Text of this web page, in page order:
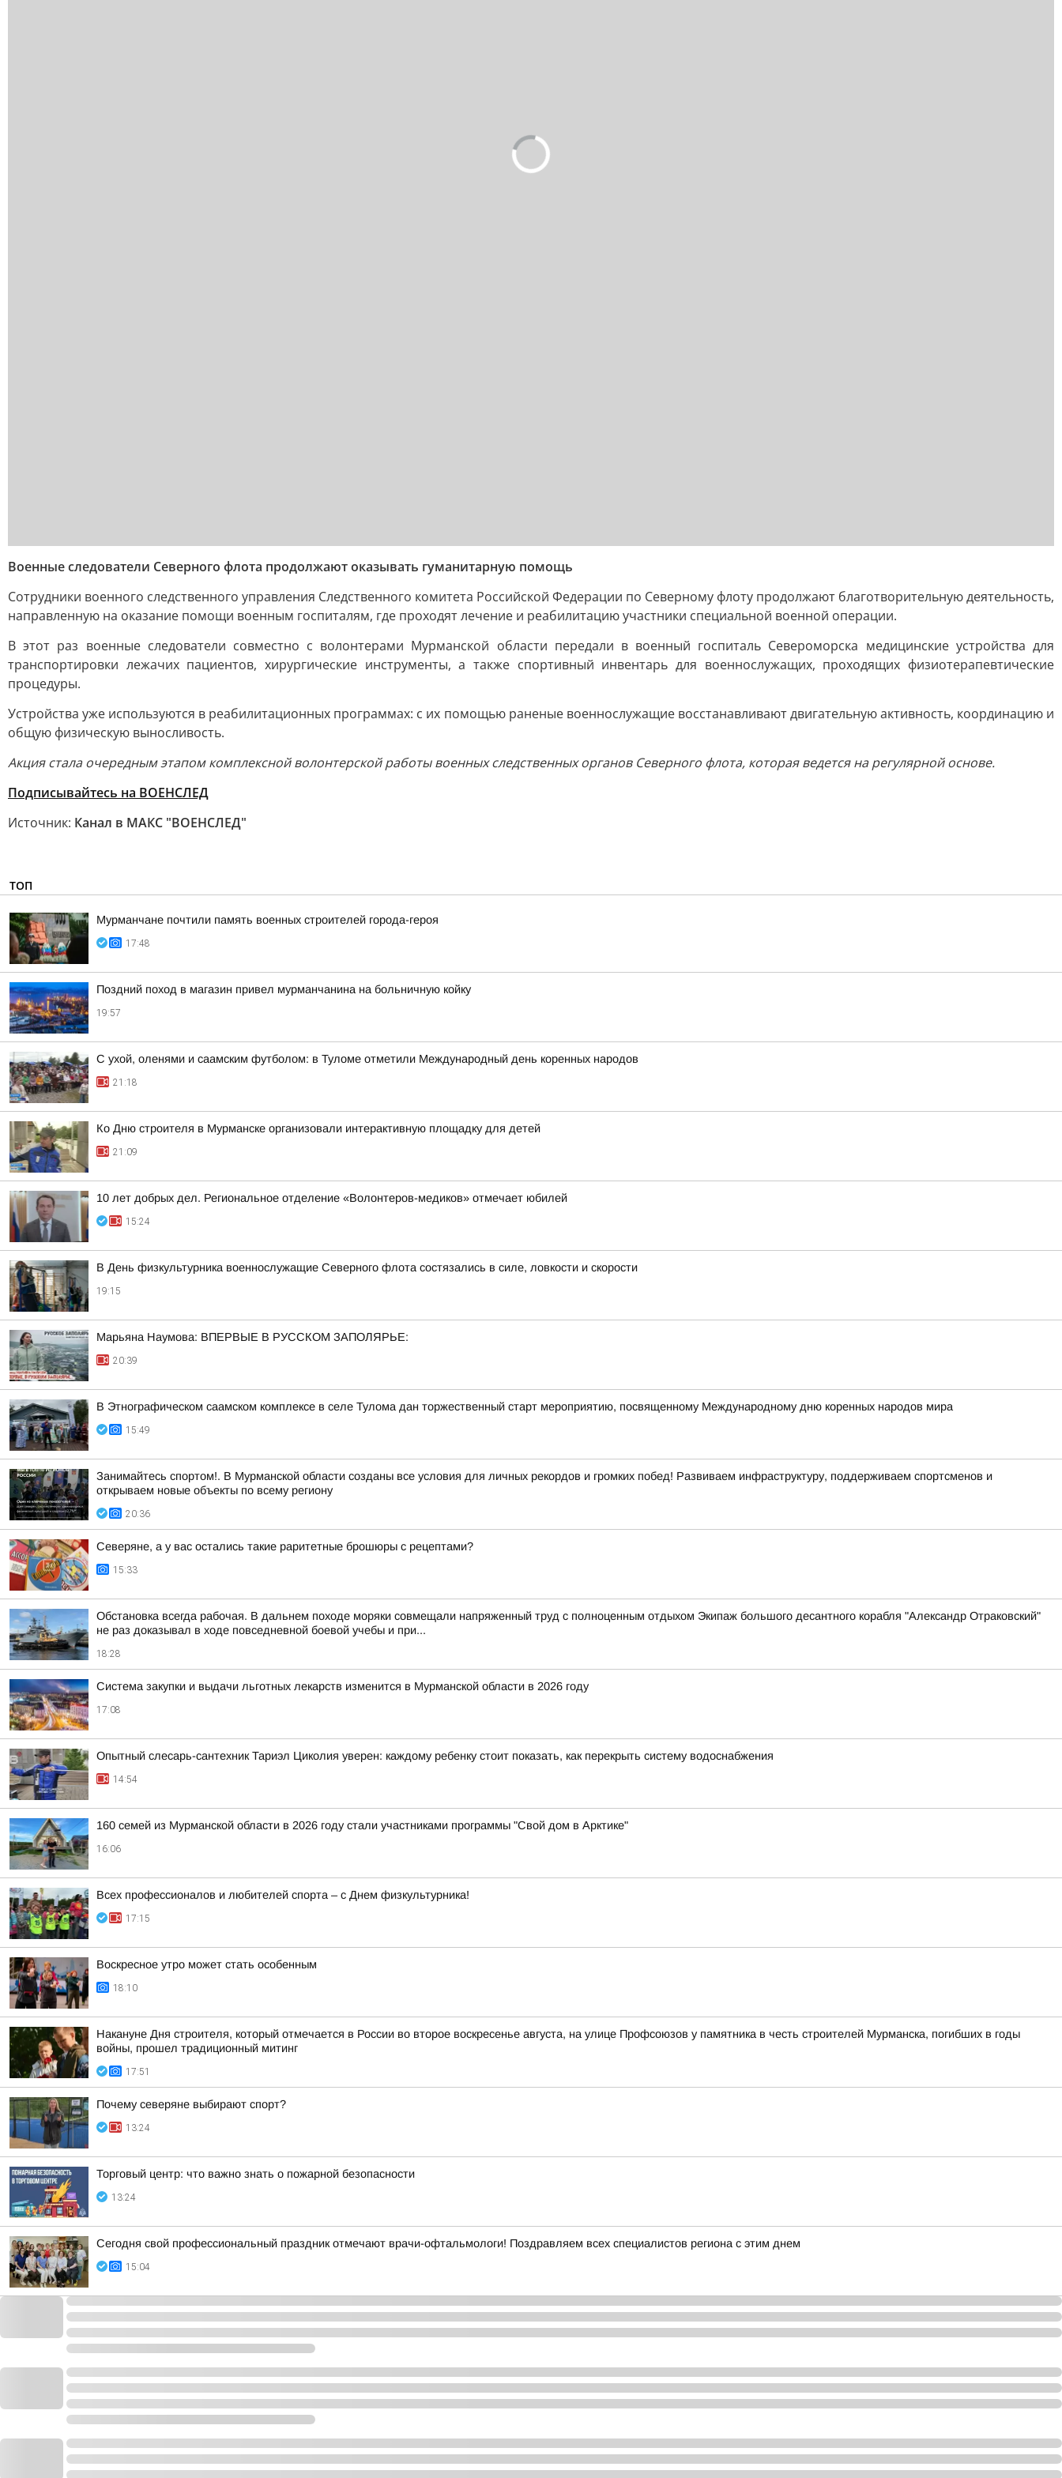
Военные следователи Северного флота продолжают оказывать гуманитарную помощь
Сотрудники военного следственного управления Следственного комитета Российской Федерации по Северному флоту продолжают благотворительную деятельность,
направленную на оказание помощи военным госпиталям, где проходят лечение и реабилитацию участники специальной военной операции.
В этот раз военные следователи совместно с волонтерами Мурманской области передали в военный госпиталь Североморска медицинские устройства для
транспортировки лежачих пациентов, хирургические инструменты, а также спортивный инвентарь для военнослужащих, проходящих физиотерапевтические
процедуры.
Устройства уже используются в реабилитационных программах: с их помощью раненые военнослужащие восстанавливают двигательную активность, координацию и
общую физическую выносливость.
Акция стала очередным этапом комплексной волонтерской работы военных следственных органов Северного флота, которая ведется на регулярной основе.
Подписывайтесь на ВОЕНСЛЕД
Источник: Канал в МАКС "ВОЕНСЛЕД"
ТОП
Мурманчане почтили память военных строителей города-героя
17:48
Поздний поход в магазин привел мурманчанина на больничную койку
19:57
С ухой, оленями и саамским футболом: в Туломе отметили Международный день коренных народов
21:18
Ко Дню строителя в Мурманске организовали интерактивную площадку для детей
21:09
10 лет добрых дел. Региональное отделение «Волонтеров-медиков» отмечает юбилей
15:24
В День физкультурника военнослужащие Северного флота состязались в силе, ловкости и скорости
19:15
Марьяна Наумова: ВПЕРВЫЕ В РУССКОМ ЗАПОЛЯРЬЕ:
20:39
В Этнографическом саамском комплексе в селе Тулома дан торжественный старт мероприятию, посвященному Международному дню коренных народов мира
15:49
Занимайтесь спортом!. В Мурманской области созданы все условия для личных рекордов и громких побед! Развиваем инфраструктуру, поддерживаем спортсменов и
открываем новые объекты по всему региону
20:36
Северяне, а у вас остались такие раритетные брошюры с рецептами?
15:33
Обстановка всегда рабочая. В дальнем походе моряки совмещали напряженный труд с полноценным отдыхом Экипаж большого десантного корабля "Александр Отраковский"
не раз доказывал в ходе повседневной боевой учебы и при...
18:28
Система закупки и выдачи льготных лекарств изменится в Мурманской области в 2026 году
17:08
Опытный слесарь-сантехник Тариэл Циколия уверен: каждому ребенку стоит показать, как перекрыть систему водоснабжения
14:54
160 семей из Мурманской области в 2026 году стали участниками программы "Свой дом в Арктике"
16:06
Всех профессионалов и любителей спорта – с Днем физкультурника!
17:15
Воскресное утро может стать особенным
18:10
Накануне Дня строителя, который отмечается в России во второе воскресенье августа, на улице Профсоюзов у памятника в честь строителей Мурманска, погибших в годы
войны, прошел традиционный митинг
17:51
Почему северяне выбирают спорт?
13:24
Торговый центр: что важно знать о пожарной безопасности
13:24
Сегодня свой профессиональный праздник отмечают врачи-офтальмологи! Поздравляем всех специалистов региона с этим днем
15:04